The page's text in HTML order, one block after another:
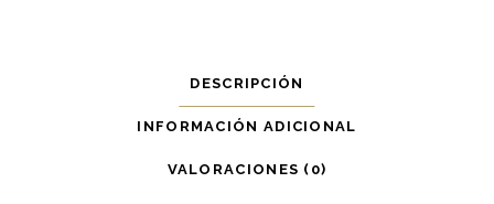
DESCRIPCIÓN
INFORMACIÓN ADICIONAL
VALORACIONES (0)